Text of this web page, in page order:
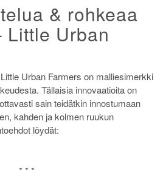
& rohkeaa
Little Urban
Urban Farmers on malliesimerkki
Tällaisia innovaatioita on
sain teidätkin innostumaan
kahden ja kolmen ruukun
löydät:
* * *